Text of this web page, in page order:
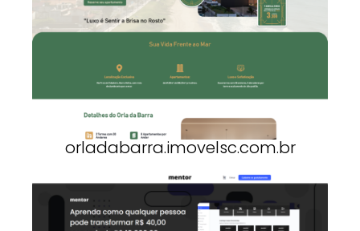
orladabarra.imovelsc.com.br